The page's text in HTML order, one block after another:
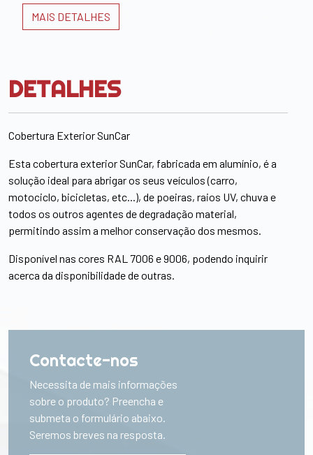
MAIS DETALHES
DETALHES
Cobertura Exterior SunCar
Esta cobertura exterior SunCar, fabricada em alumínio, é a
solução ideal para abrigar os seus veículos (carro,
motociclo, bicicletas, etc...), de poeiras, raios UV, chuva e
todos os outros agentes de degradação material,
permitindo assim a melhor conservação dos mesmos.
Disponível nas cores RAL 7006 e 9006, podendo inquirir
acerca da disponibilidade de outras.
Contacte-nos
Necessita de mais informações
sobre o produto? Preencha e
submeta o formulário abaixo.
Seremos breves na resposta.